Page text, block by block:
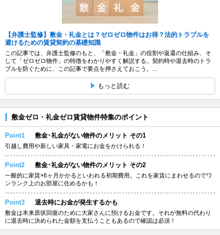
【弁護士監修】敷金・礼金とは？ゼロゼロ物件はお得？法的トラブルを
避けるための賃貸契約の基礎知識
この記事では、弁護士監修のもと、「敷金・礼金」の役割や返還の仕組み、そ
して「ゼロゼロ物件」の特徴をわかりやすく解説する。契約時や退去時のトラ
ブルを防ぐために、この記事で要点を押さえておこう。...
もっと読む
敷金ゼロ・礼金ゼロ賃貸物件特集のポイント
Point1 敷金･礼金がない物件のメリット その1
引越し費用や新しい家具・家電にお金をかけられる！
Point2 敷金･礼金がない物件のメリット その2
一般的に家賃×6ヶ月かかるといわれる初期費用。これを家賃にまわせるのでワ
ンランク上のお部屋に住めるかも！
Point3 退去時にお金が発生するかも
敷金は本来原状回復のために大家さんに預けるお金です。それが無料の代わり
に退去時に決められた金額を支払うこともあるので確認は必須！